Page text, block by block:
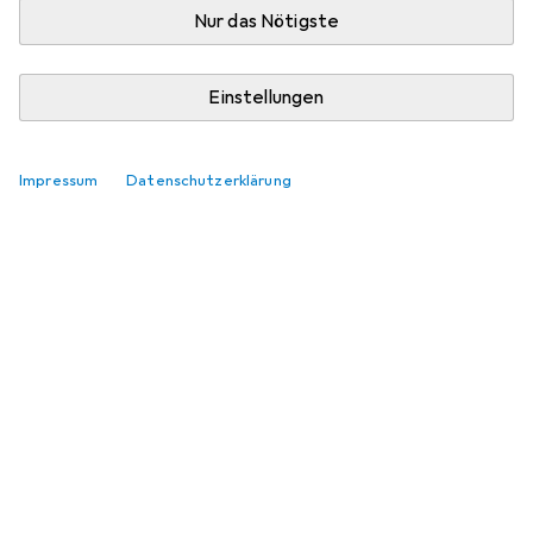
Nur das Nötigste
Einstellungen
Impressum Datenschutzerklärung
Schnelle Lieferung, einfache Installation, gute
Preisleistung, Filterwechsel alle 3-4 Mte. nötig